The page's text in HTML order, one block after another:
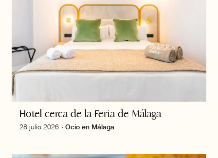
Hotel cerca de la Feria de Málaga
28 julio 2026 · Ocio en Málaga